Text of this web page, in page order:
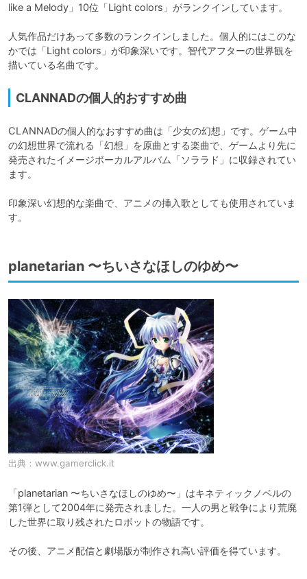
like a Melody」10位「Light colors」がランクインしています。
人気作品だけあって多数のランクインしました。個人的にはこのな
かでは「Light colors」が印象深いです。智代アフターの世界観を
描いている名曲です。
CLANNADの個人的おすすめ曲
CLANNADの個人的なおすすめ曲は「少女の幻想」です。ゲーム中
の幻想世界で流れる「幻想」を原曲とする楽曲で、ゲームより先に
発売されたイメージボーカルアルバム「ソララド」に収録されてい
ます。
印象深い幻想的な楽曲で、アニメの挿入歌としても使用されていま
す。
planetarian 〜ちいさなほしのゆめ〜
出典： www.gamerclick.it
「planetarian 〜ちいさなほしのゆめ〜」はキネティックノベルの
第1弾として2004年に発売されました。一人の男と戦争により荒廃
した世界に取り残されたロボットの物語です。
その後、アニメ配信と劇場版が制作され高い評価を得ています。